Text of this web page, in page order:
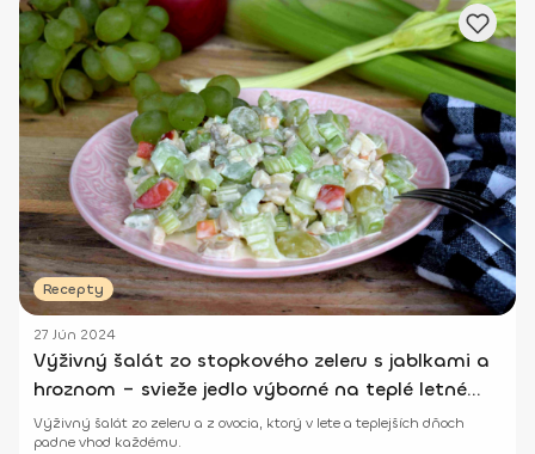
Recepty
27 Jún 2024
Výživný šalát zo stopkového zeleru s jablkami a
hroznom – svieže jedlo výborné na teplé letné
dni
Výživný šalát zo zeleru a z ovocia, ktorý v lete a teplejších dňoch
padne vhod každému.